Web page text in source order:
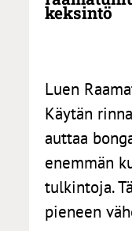
keksintö
Luen
Käytän
auttaa
enemmän
tulkintoja.
pieneen